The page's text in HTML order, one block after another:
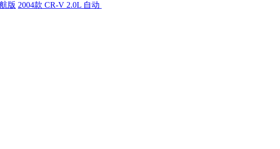
版 2004款 CR-V 2.0L 自动